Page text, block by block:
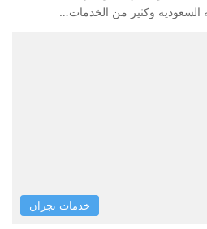
السعودية وكثير من الخدمات…
خدمات نجران